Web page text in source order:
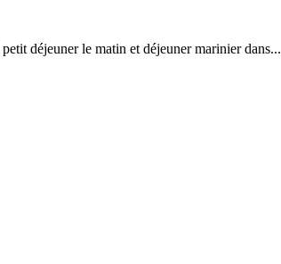
déjeuner le matin et déjeuner marinier dans...